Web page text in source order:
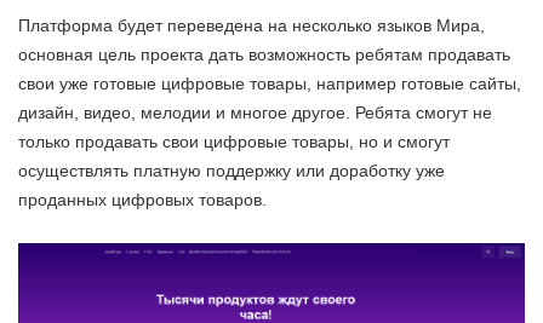
Платформа будет переведена на несколько языков Мира,
основная цель проекта дать возможность ребятам продавать
свои уже готовые цифровые товары, например готовые сайты,
дизайн, видео, мелодии и многое другое. Ребята смогут не
только продавать свои цифровые товары, но и смогут
осуществлять платную поддержку или доработку уже
проданных цифровых товаров.